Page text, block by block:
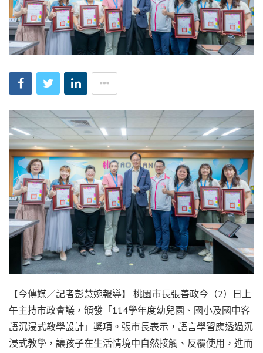
【今傳媒／記者彭慧婉報導】 桃園市長張善政今（2）日上
午主持市政會議，頒發「114學年度幼兒園、國小及國中客
語沉浸式教學設計」獎項。張市長表示，語言學習應透過沉
浸式教學，讓孩子在生活情境中自然接觸、反覆使用，進而